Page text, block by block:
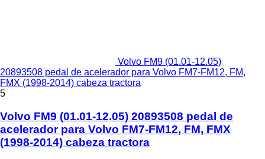
Volvo FM9 (01.01-12.05)
20893508 pedal de acelerador para Volvo FM7-FM12, FM,
FMX (1998-2014) cabeza tractora
5
Volvo FM9 (01.01-12.05) 20893508 pedal de
acelerador para Volvo FM7-FM12, FM, FMX
(1998-2014) cabeza tractora